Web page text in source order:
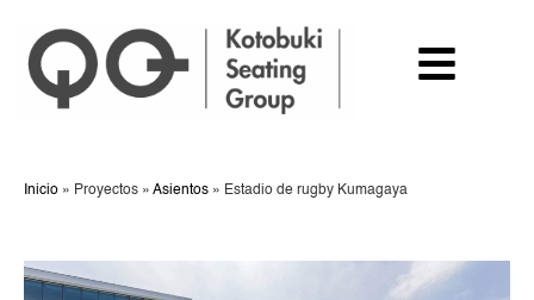
Inicio » Proyectos » Asientos » Estadio de rugby Kumagaya